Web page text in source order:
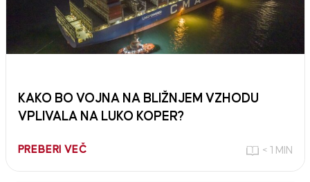
KAKO BO VOJNA NA BLIŽNJEM VZHODU
VPLIVALA NA LUKO KOPER?
PREBERI VEČ < 1 MIN